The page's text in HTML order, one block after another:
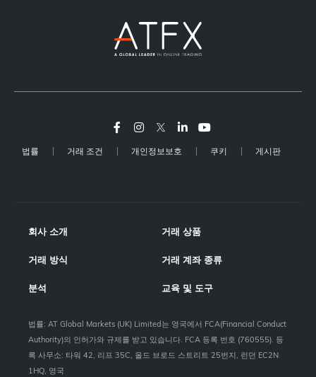
법률 거래 조건 개인정보보호 쿠키 게시판
회사 소개 거래 상품
거래 방식 거래 계좌 종류
분석 교육 및 도구
법률: AT Global Markets (UK) Limited는 영국에서 FCA(Financial Conduct
Authority)의 인허가와 규제를 받고 있습니다. FCA 등록 번호 (760555). 등
록 사무소: 타워 42, 리프 35C, 올드 브로드 스트리트 25번지, 런던 EC2N
1HQ, 영국